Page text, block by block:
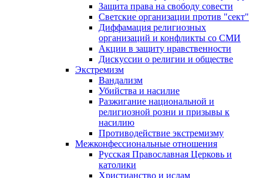
Защита права на свободу совести
Светские организации против "сект"
Диффамация религиозных
организаций и конфликты со СМИ
Акции в защиту нравственности
Дискуссии о религии и обществе
Экстремизм
Вандализм
Убийства и насилие
Разжигание национальной и
религиозной розни и призывы к
насилию
Противодействие экстремизму
Межконфессиональные отношения
Русская Православная Церковь и
католики
Христианство и ислам